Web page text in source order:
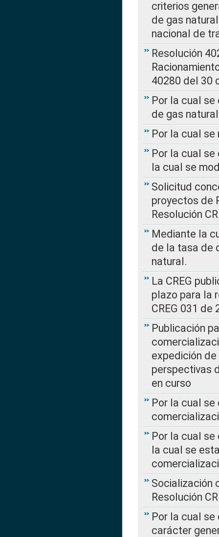
criterios
de gas
nacional de
Resolución
40280 del 30
Por la cual
de gas natural
Por la cual se
Por la cual se
la cual se
Solicitud
proyectos de
Resolución
Mediante la
de la tasa de
natural.
La CREG
plazo para la
CREG 031 de
Publicación
expedición de
perspectivas
en curso
Por la cual
Por la cual se
la cual se
Socialización
Resolución
Por la cual
carácter